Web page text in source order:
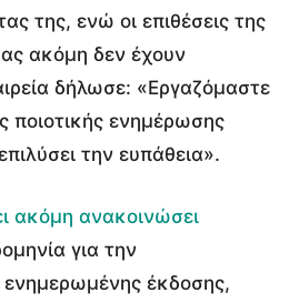
της, ενώ οι επιθέσεις της
ακόμη δεν έχουν
δήλωσε: «Εργαζόμαστε
ποιοτικής ενημέρωσης
την ευπάθεια».
ακόμη ανακοινώσει
για την
έκδοσης,